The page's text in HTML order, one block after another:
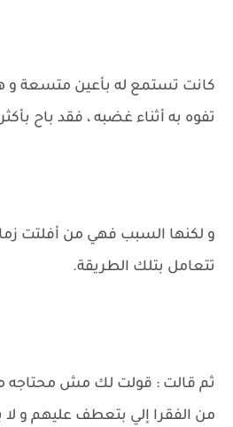
كانت تستمع له بأعين متسعة
تفوه به أثناء غضبه ، فقد باح
و لكنها السبب فهي من أفلتت
تتعامل بتلك الطريقة.
ثم قالت : قولت لك مش محتاجه
من الفقرا إلي بتعطف عليهم و